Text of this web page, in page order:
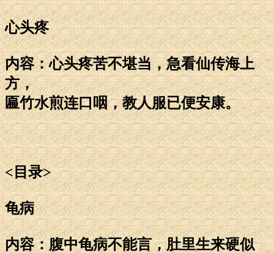
心头疼
内容：心头疼苦不堪当，急看仙传海上
方，
匾竹水煎连口咽，教人服已便安康。
<目录>
龟病
内容：腹中龟病不能言，肚里生来硬似